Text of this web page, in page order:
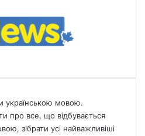
українською мовою.
про все, що відбувається
зібрати усі найважливіші